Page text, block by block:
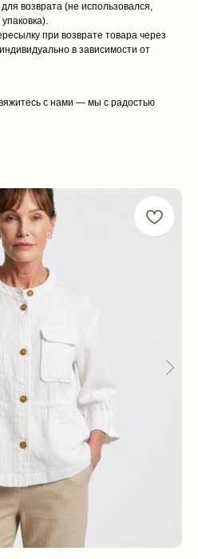
возврата (не использовался,
при возврате товара через
в зависимости от
с нами — мы с радостью